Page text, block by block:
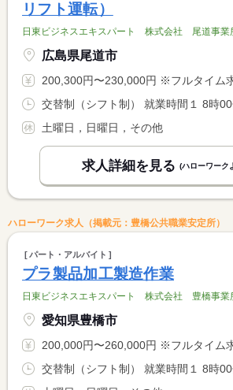
リフト運転）
日東ビジネスエキスパート 株式会社 尾道事業
広島県尾道市
200,300円〜230,000円 ※フルタイム求人の場合は月額（換算額）、パート求人の
土曜日，日曜日，その他
求人詳細を見る (ハローワーク
ハローワーク求人（掲載元：豊橋公共職業安定所）
パート・アルバイト
プラ製品加工製造作業
日東ビジネスエキスパート 株式会社 豊橋事業
愛知県豊橋市
200,000円〜260,000円 ※フルタイム求人の場合は月額（換算額）、パート求人の